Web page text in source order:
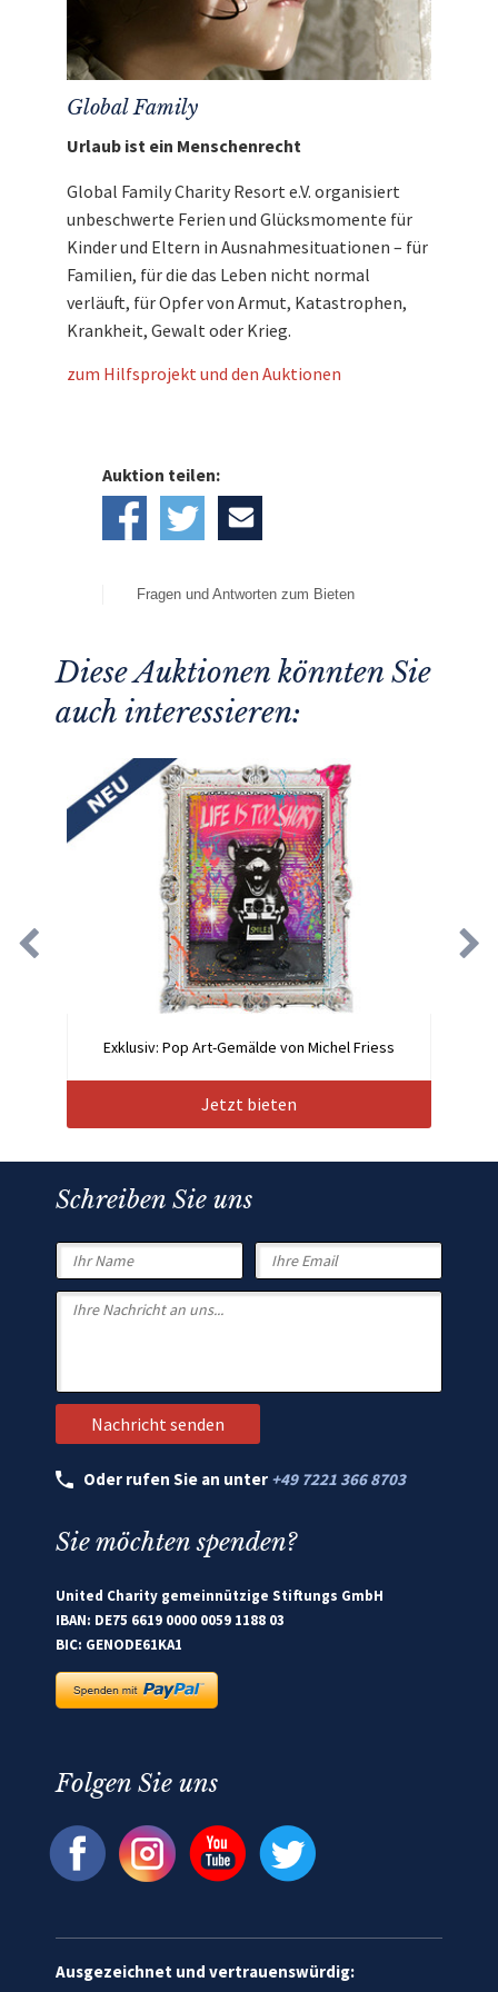
Abzug von Kosten, an
Global Familyweiter.
Global Family
Urlaub ist ein Menschenrecht
Global Family Charity Resort e.V. organisiert
unbeschwerte Ferien und Glücksmomente für
Kinder und Eltern in Ausnahmesituationen – für
Familien, für die das Leben nicht normal
verläuft, für Opfer von Armut, Katastrophen,
Krankheit, Gewalt oder Krieg.
zum Hilfsprojekt und den Auktionen
Auktion teilen:
Fragen und Antworten zum Bieten
Diese Auktionen könnten Sie
auch interessieren:
Exklusiv: Pop Art-Gemälde von Michel Friess
Jetzt bieten
Schreiben Sie uns
Oder rufen Sie an unter +49 7221 366 8703
Sie möchten spenden?
United Charity gemeinnützige Stiftungs GmbH
IBAN: DE75 6619 0000 0059 1188 03
BIC: GENODE61KA1
Folgen Sie uns
Ausgezeichnet und vertrauenswürdig: